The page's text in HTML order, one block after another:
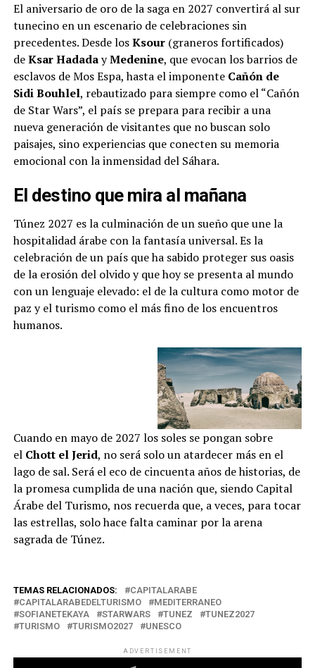
El aniversario de oro de la saga en 2027 convertirá al sur
tunecino en un escenario de celebraciones sin
precedentes. Desde losKsour(graneros fortificados)
deKsar HadadayMedenine, que evocan los barrios de
esclavos de Mos Espa, hasta el imponente Cañón de
Sidi Bouhlel, rebautizado para siempre como el “Cañón
de Star Wars”, el país se prepara para recibir a una
nueva generación de visitantes que no buscan solo
paisajes, sino experiencias que conecten su memoria
emocional con la inmensidad del Sáhara.
El destino que mira al mañana
Túnez 2027 es la culminación de un sueño que une la
hospitalidad árabe con la fantasía universal. Es la
celebración de un país que ha sabido proteger sus oasis
de la erosión del olvido y que hoy se presenta al mundo
con un lenguaje elevado: el de la cultura como motor de
paz y el turismo como el más fino de los encuentros
humanos.
Cuando en mayo de 2027 los soles se pongan sobre
el Chott el Jerid, no será solo un atardecer más en el
lago de sal. Será el eco de cincuenta años de historias, de
la promesa cumplida de una nación que, siendo Capital
Árabe del Turismo, nos recuerda que, a veces, para tocar
las estrellas, solo hace falta caminar por la arena
sagrada de Túnez.
TEMAS RELACIONADOS:
CAPITALARABE
CAPITALARABEDELTURISMO
MEDITERRANEO
SOFIANETEKAYA
STARWARS TUNEZ
TUNEZ2027
TURISMO
TURISMO2027 UNESCO
ADVERTISEMENT